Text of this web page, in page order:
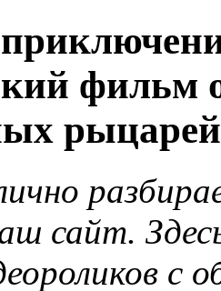
фильм
сайт.
с